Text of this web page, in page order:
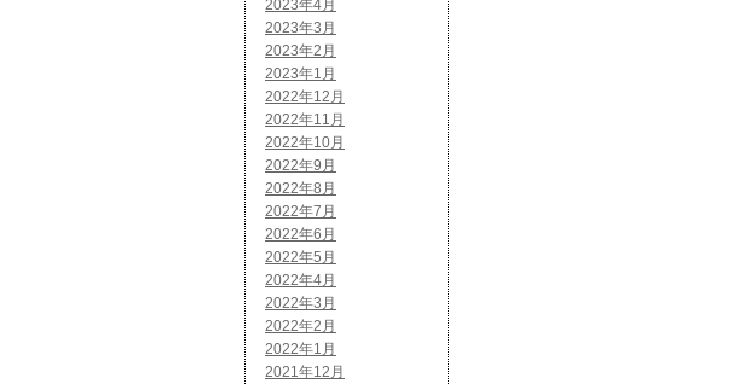
2023年4月
2023年3月
2023年2月
2023年1月
2022年12月
2022年11月
2022年10月
2022年9月
2022年8月
2022年7月
2022年6月
2022年5月
2022年4月
2022年3月
2022年2月
2022年1月
2021年12月